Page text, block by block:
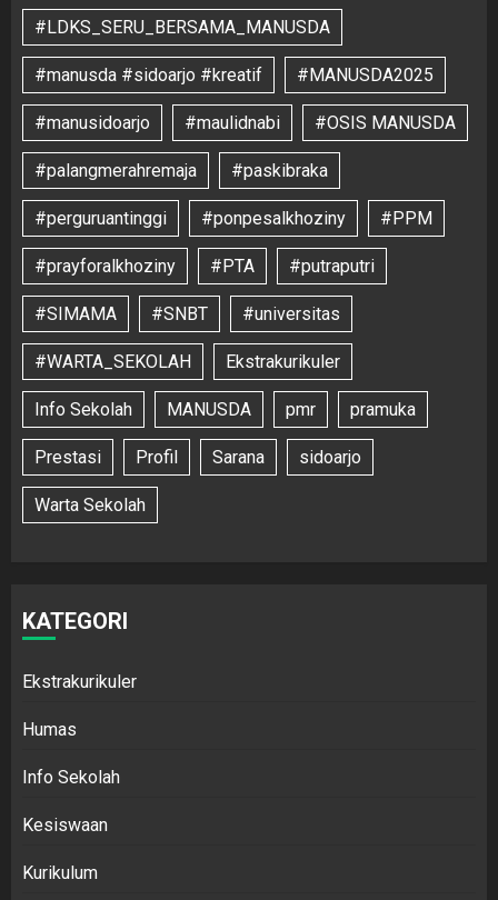
#LDKS_SERU_BERSAMA_MANUSDA
#manusda #sidoarjo #kreatif #MANUSDA2025
#manusidoarjo #maulidnabi #OSIS MANUSDA
#palangmerahremaja #paskibraka
#perguruantinggi #ponpesalkhoziny #PPM
#prayforalkhoziny #PTA #putraputri
#SIMAMA #SNBT #universitas
#WARTA_SEKOLAH Ekstrakurikuler
Info Sekolah MANUSDA pmr pramuka
Prestasi Profil Sarana sidoarjo
Warta Sekolah
KATEGORI
Ekstrakurikuler
Humas
Info Sekolah
Kesiswaan
Kurikulum